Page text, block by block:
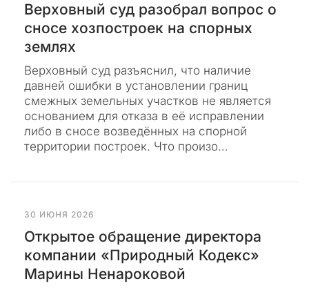
Верховный суд разобрал вопрос о
сносе хозпостроек на спорных
землях
Верховный суд разъяснил, что наличие
давней ошибки в установлении границ
смежных земельных участков не является
основанием для отказа в её исправлении
либо в сносе возведённых на спорной
территории построек. Что произо…
30 ИЮНЯ 2026
Открытое обращение директора
компании «Природный Кодекс»
Марины Ненароковой
я
п
о
ы
т
к
а
н
а
т
р
е
п
л
ш
е
н
п
о
к
а
з
ы
в
а